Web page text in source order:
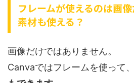
フレームが使えるのは画
素材も使える？
画像だけではありません。
Canvaではフレームを使って、